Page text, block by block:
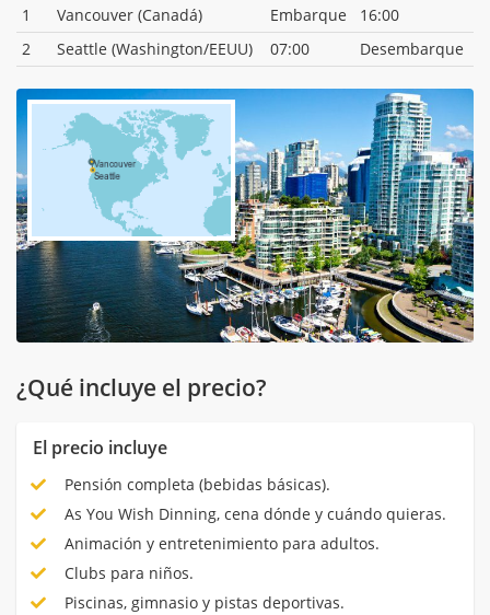
1
Vancouver (Canadá) Embarque
16:00
2
Seattle (Washington/EEUU) 07:00 Desembarque
¿Qué incluye el precio?
El precio incluye
Pensión completa (bebidas básicas).
As You Wish Dinning, cena dónde y cuándo quieras.
Animación y entretenimiento para adultos.
Clubs para niños.
Piscinas, gimnasio y pistas deportivas.